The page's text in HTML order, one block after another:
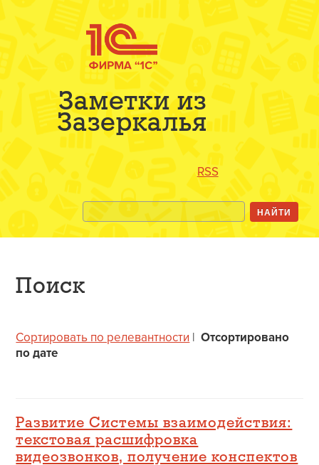
Заметки из
Зазеркалья
RSS
Поиск
Сортировать по релевантности |Отсортировано
по дате
Развитие Системы взаимодействия:
текстовая расшифровка
видеозвонков, получение конспектов